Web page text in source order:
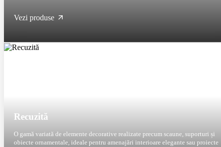
Vezi produse
Recuzită
O gamă variată de elemente decorative realizate precum scaune, suporturi și
obiecte ornamentale, ideale pentru amenajări interioare elegante sau proiecte